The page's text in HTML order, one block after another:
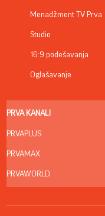
Menadžment TV Prva
Studio
16:9 podešavanja
Oglašavanje
PRVA KANALI
PRVAPLUS
PRVAMAX
PRVAWORLD